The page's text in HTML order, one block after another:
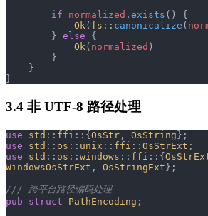
        if
normalized . exists () {
            Ok
( fs :: canonicalize (
        }
else {
            Ok
( normalized )
        }
    }
}
3.4 非 UTF-8 路径处理
use std :: ffi ::{ OsStr , OsString };
use std :: os :: unix :: ffi :: OsStrExt ;
use std :: os :: windows :: ffi ::{
WindowsOsStrExt , OsStringExt };
/// 跨平台路径编码处理
pub struct PathEncoding ;